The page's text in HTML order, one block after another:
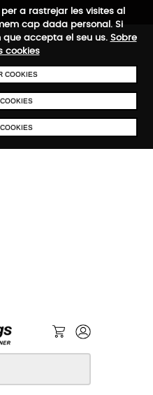
a rastrejar les visites al
cap dada personal. Si
accepta el seu us. Sobre
cookies
COOKIES
DE 50 €